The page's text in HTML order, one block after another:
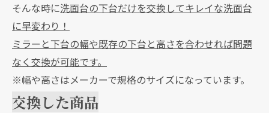
そんな時に洗面台の下台だけを交換してキレイな洗面台
に早変わり！
ミラーと下台の幅や既存の下台と高さを合わせれば問題
なく交換が可能です。
※幅や高さはメーカーで規格のサイズになっています。
交換した商品